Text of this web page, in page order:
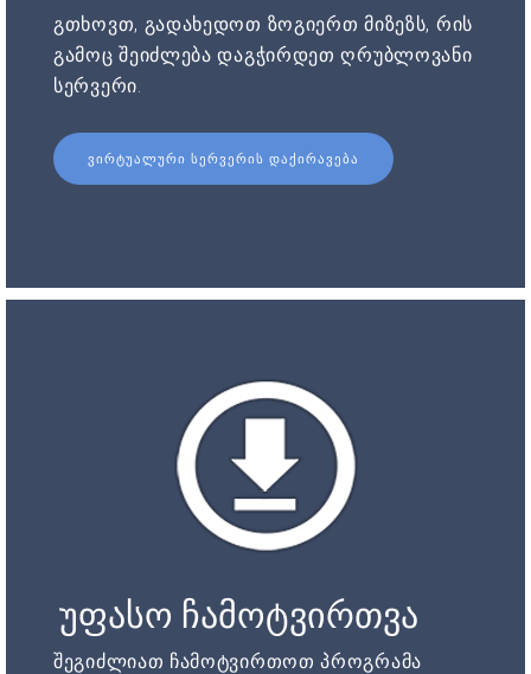
გთხოვთ, გადახედოთ ზოგიერთ მიზეზს, რის
გამოც შეიძლება დაგჭირდეთ ღრუბლოვანი
სერვერი.
ᲕᲘᲠᲢᲣᲐᲚᲣᲠᲘ ᲡᲔᲠᲕᲔᲠᲘᲡ ᲓᲐᲥᲘᲠᲐᲕᲔᲑᲐ
უფასო ჩამოტვირთვა
შეგიძლიათ ჩამოტვირთოთ პროგრამა